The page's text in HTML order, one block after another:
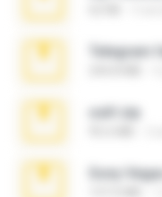
Telegram
ouh!.zip